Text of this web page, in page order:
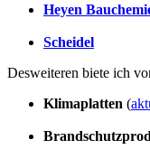
Heyen
Scheidel
Desweiteren biete ich
Klimaplatten (